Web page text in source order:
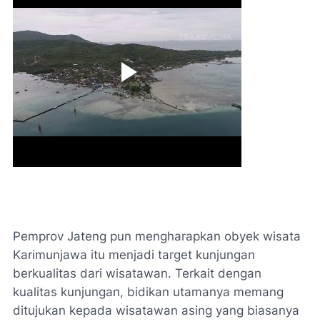
Pemprov Jateng pun mengharapkan obyek wisata
Karimunjawa itu menjadi target kunjungan
berkualitas dari wisatawan. Terkait dengan
kualitas kunjungan, bidikan utamanya memang
ditujukan kepada wisatawan asing yang biasanya